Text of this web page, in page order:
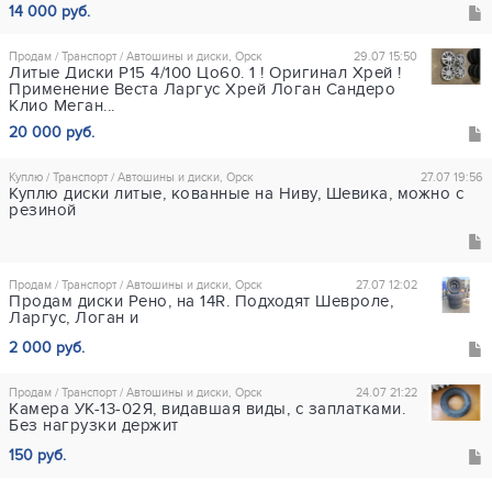
14 000 руб.
29.07 15:50
Продам / Транспорт / Автошины и диски, Орск
Литые Диски Р15 4/100 Цо60. 1 ! Оригинал Хрей !
Применение Веста Ларгус Хрей Логан Сандеро
Клио Меган...
20 000 руб.
27.07 19:56
Куплю / Транспорт / Автошины и диски, Орск
Куплю диски литые, кованные на Ниву, Шевика, можно с
резиной
27.07 12:02
Продам / Транспорт / Автошины и диски, Орск
Продам диски Рено, на 14R. Подходят Шевроле,
Ларгус, Логан и
2 000 руб.
24.07 21:22
Продам / Транспорт / Автошины и диски, Орск
Камера УК-13-02Я, видавшая виды, с заплатками.
Без нагрузки держит
150 руб.